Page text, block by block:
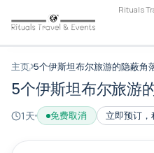
Rituals
主页 5个伊斯坦布尔旅游的隐蔽角
5个伊斯坦布尔旅游
1天 免费取消 立即预订